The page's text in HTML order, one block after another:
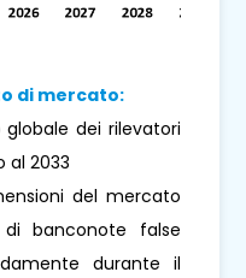
di mercato:
dei rilevatori
al 2033
del mercato
banconote false
durante il